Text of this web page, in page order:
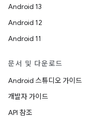
Android 13
Android 12
Android 11
문서 및 다운로드
Android 스튜디오 가이드
개발자 가이드
API 참조